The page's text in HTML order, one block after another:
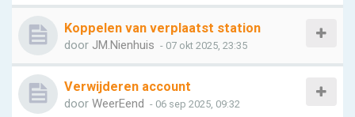
Koppelen van verplaatst station
door JM.Nienhuis - 07 okt 2025, 23:35
Verwijderen account
door WeerEend - 06 sep 2025, 09:32